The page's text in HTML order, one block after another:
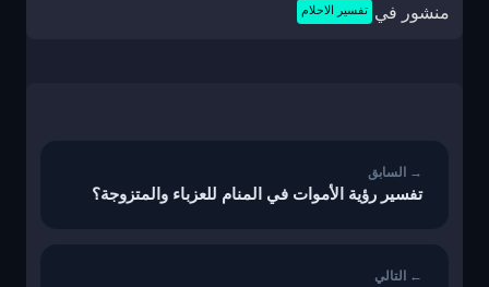
منشور في تفسير الاحلام
تفسير رؤية الأموات في المنام للعزباء والمتزوجة؟